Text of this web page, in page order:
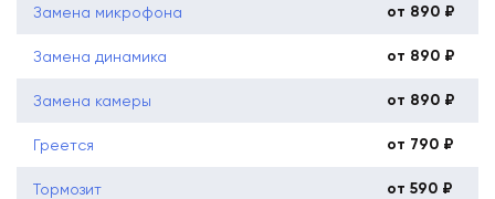
Замена микрофона от 890 ₽
Замена динамика от 890 ₽
Замена камеры от 890 ₽
Греется от 790 ₽
Тормозит от 590 ₽